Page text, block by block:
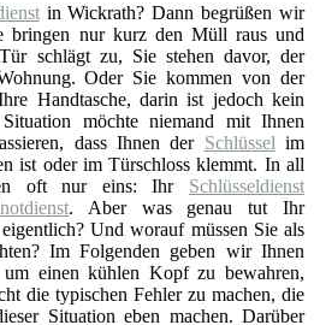
in Wickrath? Dann begrüßen wir
bringen nur kurz den Müll raus und
schlägt zu, Sie stehen davor, der
Oder Sie kommen von der
Handtasche, darin ist jedoch kein
möchte niemand mit Ihnen
dass Ihnen der Schlüssel im
ist oder im Türschloss klemmt. In all
oft nur eins: Ihr Schlüsseldienst
. Aber was genau tut Ihr
Und worauf müssen Sie als
Im Folgenden geben wir Ihnen
einen kühlen Kopf zu bewahren,
die typischen Fehler zu machen, die
Situation eben machen. Darüber